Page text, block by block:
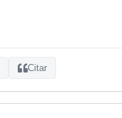
Citar